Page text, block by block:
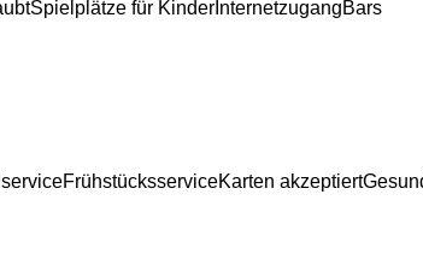
Spielplätze für Kinder InternetzugangBars
FrühstücksserviceKarten akzeptiert